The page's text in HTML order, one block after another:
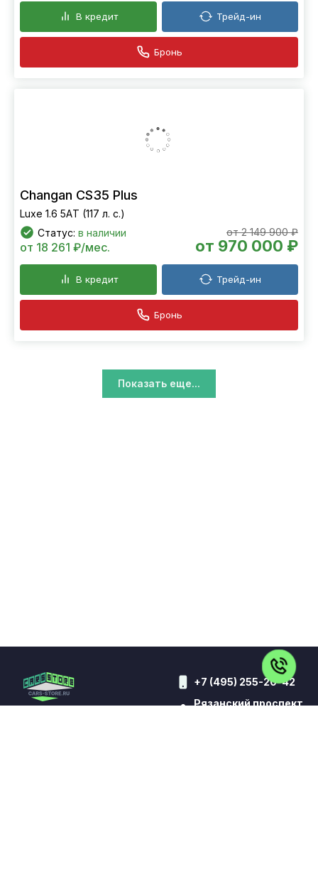
В кредит Трейд-ин
Бронь
Changan CS35 Plus
Luxe 1.6 5АT (117 л. с.)
Статус: в наличии от 2 149 900 ₽
от 970 000 ₽
от 18 261 ₽/мес.
В кредит Трейд-ин
Бронь
Показать еще...
+7 (495) 255-20-42
Рязанский проспект